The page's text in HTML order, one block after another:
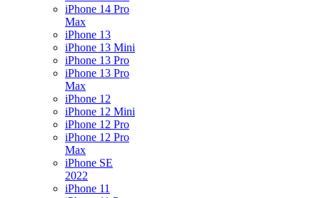
iPhone 14 Pro
Max
iPhone 13
iPhone 13 Mini
iPhone 13 Pro
iPhone 13 Pro
Max
iPhone 12
iPhone 12 Mini
iPhone 12 Pro
iPhone 12 Pro
Max
iPhone SE
2022
iPhone 11